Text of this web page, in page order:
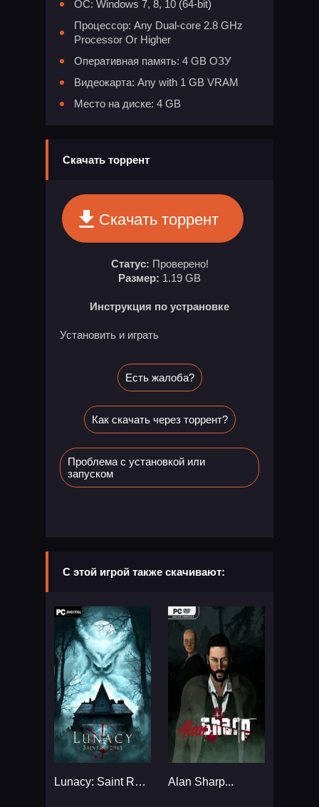
ОС: Windows 7, 8, 10 (64-bit)
Процессор: Any Dual-core 2.8 GHz
Processor Or Higher
Оперативная память: 4 GB ОЗУ
Видеокарта: Any with 1 GB VRAM
Место на диске: 4 GB
Скачать торрент
Скачать торрент
Статус: Проверено!
Размер: 1.19 GB
Инструкция по устрановке
Установить и играть
Есть жалоба?
Как скачать через торрент?
Проблема с установкой или
запуском
С этой игрой также скачивают:
Lunacy: Saint Rhodes... Alan Sharp...